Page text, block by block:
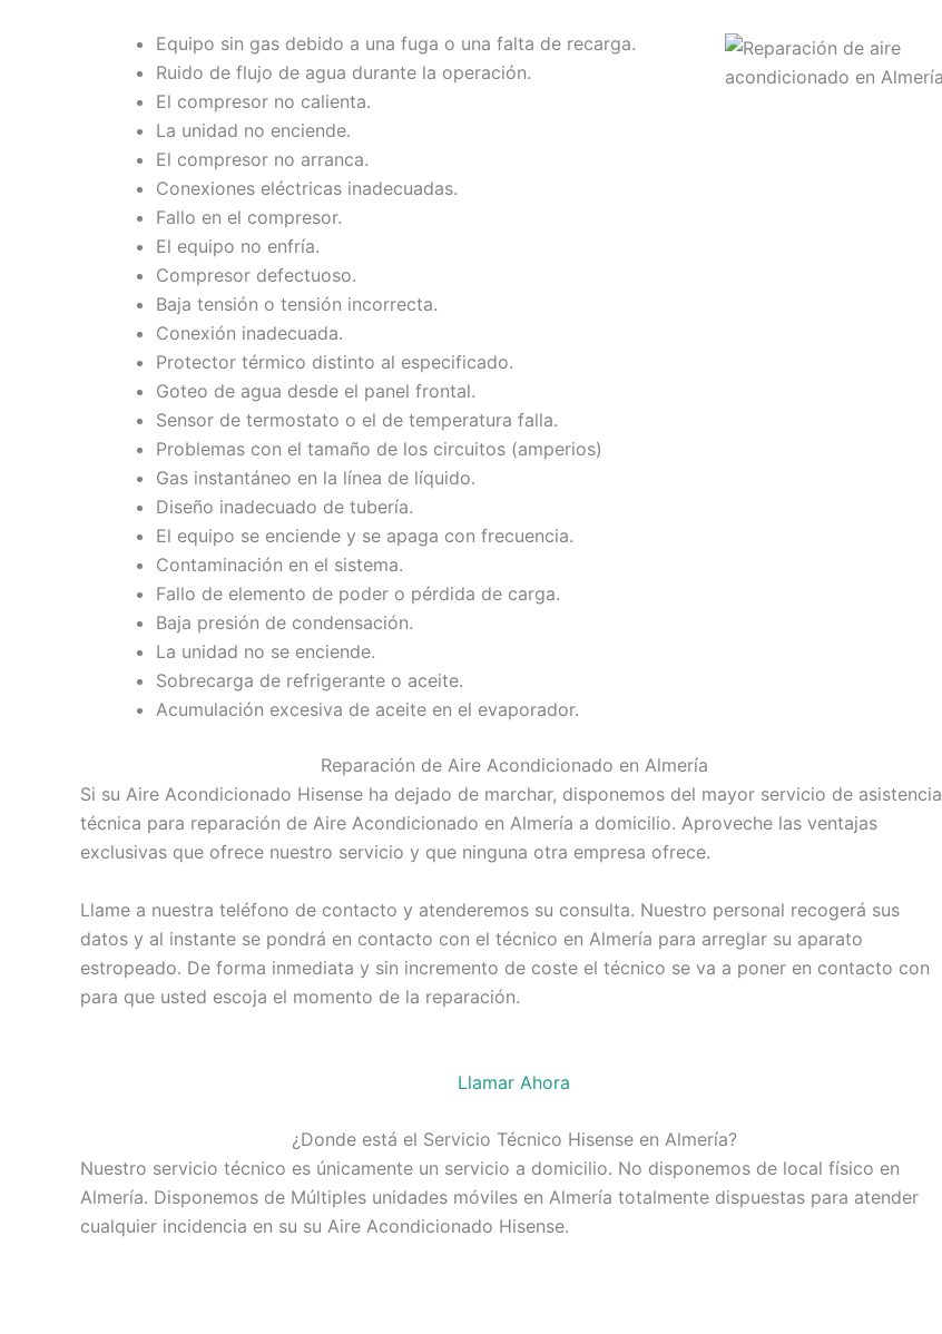
Equipo sin gas debido a una fuga o una falta de recarga.
Ruido de flujo de agua durante la operación.
El compresor no calienta.
La unidad no enciende.
El compresor no arranca.
Conexiones eléctricas inadecuadas.
Fallo en el compresor.
El equipo no enfría.
Compresor defectuoso.
Baja tensión o tensión incorrecta.
Conexión inadecuada.
Protector térmico distinto al especificado.
Goteo de agua desde el panel frontal.
Sensor de termostato o el de temperatura falla.
Problemas con el tamaño de los circuitos (amperios)
Gas instantáneo en la línea de líquido.
Diseño inadecuado de tubería.
El equipo se enciende y se apaga con frecuencia.
Contaminación en el sistema.
Fallo de elemento de poder o pérdida de carga.
Baja presión de condensación.
La unidad no se enciende.
Sobrecarga de refrigerante o aceite.
Acumulación excesiva de aceite en el evaporador.
Reparación de Aire Acondicionado en Almería
Si su Aire Acondicionado Hisense ha dejado de marchar, disponemos del mayor servicio de asistencia
técnica para reparación de Aire Acondicionado en Almería a domicilio. Aproveche las ventajas
exclusivas que ofrece nuestro servicio y que ninguna otra empresa ofrece.
Llame a nuestra teléfono de contacto y atenderemos su consulta. Nuestro personal recogerá sus
datos y al instante se pondrá en contacto con el técnico en Almería para arreglar su aparato
estropeado. De forma inmediata y sin incremento de coste el técnico se va a poner en contacto con
para que usted escoja el momento de la reparación.
Llamar Ahora
¿Donde está el Servicio Técnico Hisense en Almería?
Nuestro servicio técnico es únicamente un servicio a domicilio. No disponemos de local físico en
Almería. Disponemos de Múltiples unidades móviles en Almería totalmente dispuestas para atender
cualquier incidencia en su su Aire Acondicionado Hisense.